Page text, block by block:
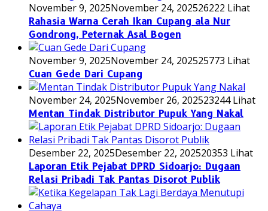
November 9, 2025November 24, 202526222 Lihat
Rahasia Warna Cerah Ikan Cupang ala Nur
Gondrong, Peternak Asal Bogen
November 9, 2025November 24, 202525773 Lihat
Cuan Gede Dari Cupang
November 24, 2025November 26, 202523244 Lihat
Mentan Tindak Distributor Pupuk Yang Nakal
Desember 22, 2025Desember 22, 202520353 Lihat
Laporan Etik Pejabat DPRD Sidoarjo: Dugaan
Relasi Pribadi Tak Pantas Disorot Publik